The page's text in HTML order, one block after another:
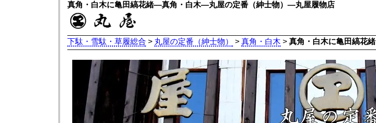
真角・白木に亀田縞花緒―真角・白木―丸屋の定番（紳士物）―丸屋履物店
下駄・雪駄・草履総合 > 丸屋の定番（紳士物） > 真角・白木 > 真角・白木に亀田縞花緒